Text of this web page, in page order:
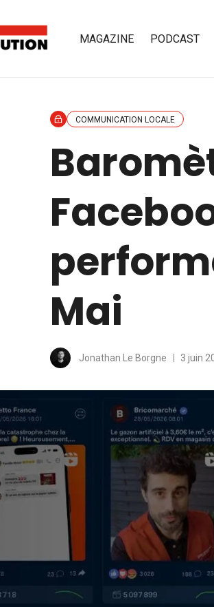
MAGAZINE PODCAST
COMMUNICATION LOCALE
Mai
Jonathan Le Borgne 3 juin